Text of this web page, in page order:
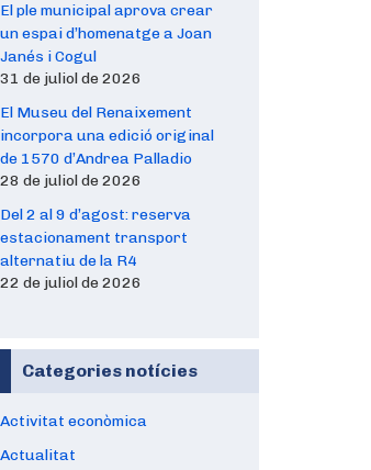
El ple municipal aprova crear
un espai d’homenatge a Joan
Janés i Cogul
31 de juliol de 2026
El Museu del Renaixement
incorpora una edició original
de 1570 d’Andrea Palladio
28 de juliol de 2026
Del 2 al 9 d’agost: reserva
estacionament transport
alternatiu de la R4
22 de juliol de 2026
Categories notícies
Activitat econòmica
Actualitat